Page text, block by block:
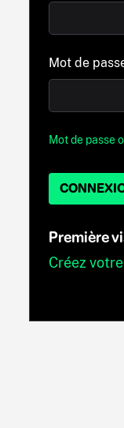
Mot de
Mot de passe
Première
Créez